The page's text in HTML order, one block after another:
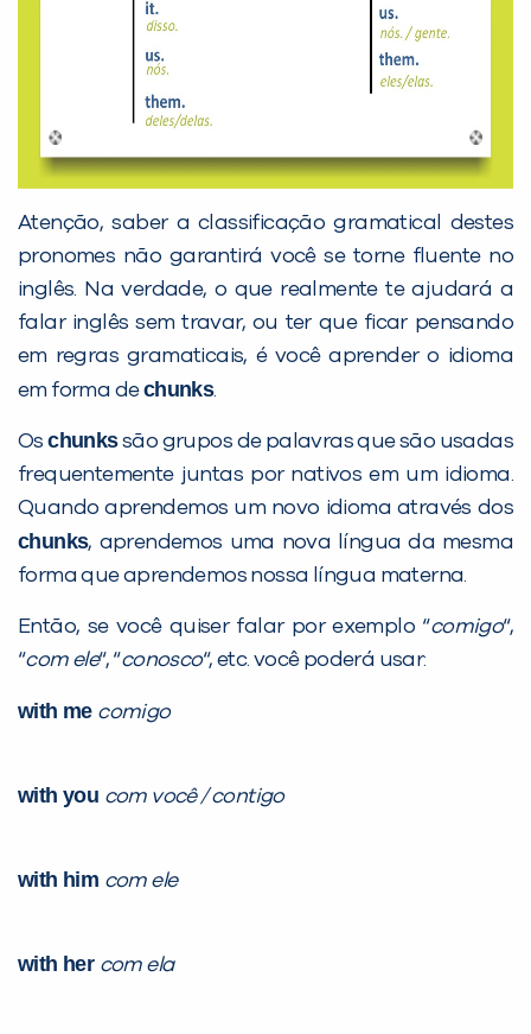
Atenção, saber a classificação gramatical destes
pronomes não garantirá você se torne fluente no
inglês. Na verdade, o que realmente te ajudará a
falar inglês sem travar, ou ter que ficar pensando
em regras gramaticais, é você aprender o idioma
em forma dechunks.
Oschunkssão grupos de palavras que são usadas
frequentemente juntas por nativos em um idioma.
Quando aprendemos um novo idioma através dos
chunks, aprendemos uma nova língua da mesma
forma que aprendemos nossa língua materna.
Então, se você quiser falar por exemplo “comigo“,
“com ele“, “conosco“, etc. você poderá usar:
with me comigo
with you com você / contigo
with him com ele
with her com ela
já vamos te colocar em contato
com a:
Você é aluno inFlux?
Sim Não